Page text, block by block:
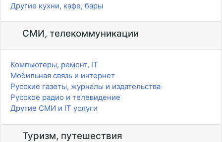
Другие кухни, кафе, бары
СМИ, телекоммуникации
Компьютеры, ремонт, IT
Мобильная связь и интернет
Русские газеты, журналы и издательства
Русское радио и телевидение
Другие СМИ и IT услуги
Туризм, путешествия